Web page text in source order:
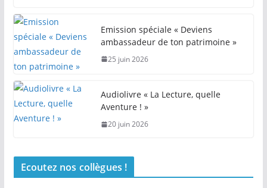
Emission spéciale « Deviens
ambassadeur de ton patrimoine »
25 juin 2026
Audiolivre « La Lecture, quelle
Aventure ! »
20 juin 2026
Ecoutez nos collègues !